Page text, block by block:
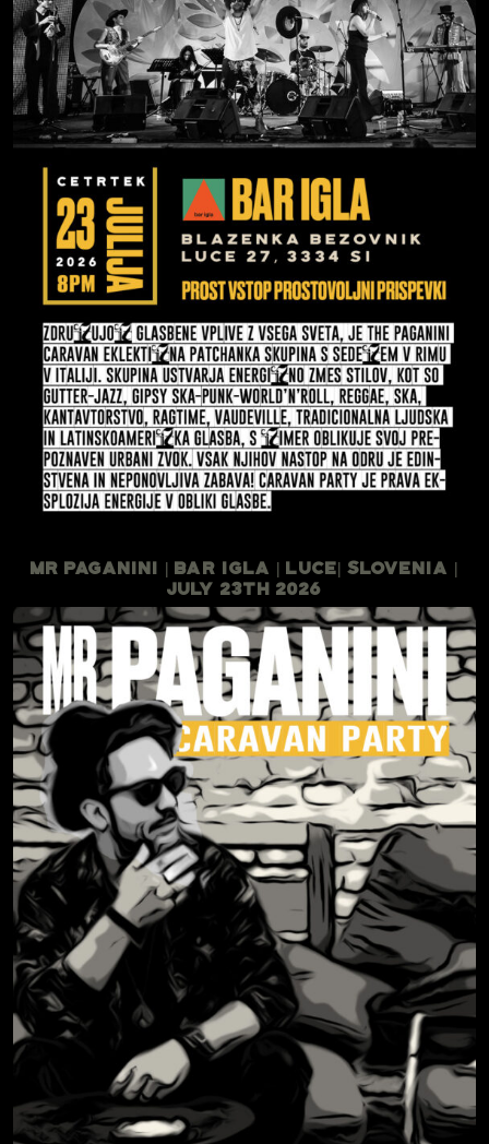
Mr Paganini | Bar Igla | Luce| Slovenia |
July 23th 2026